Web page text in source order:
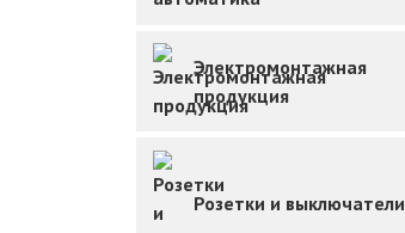
Электромонтажная
продукция
Розетки и выключатели